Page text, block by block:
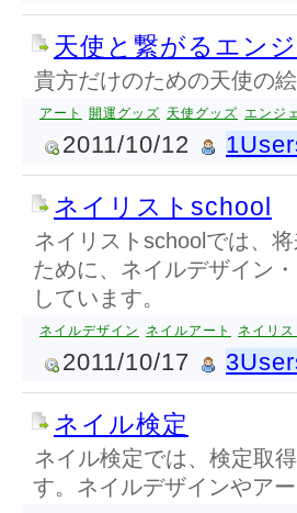
天使と繋がるエン
貴方だけのための天使の
アート 開運グッズ 天使グッズ エンジ
2011/10/12
ネイリストschool
ネイリストschoolでは、
ために、ネイルデザイン
しています。
ネイルデザイン ネイルアート ネイリス
2011/10/17
ネイル検定
ネイル検定では、検定取
す。ネイルデザインやア